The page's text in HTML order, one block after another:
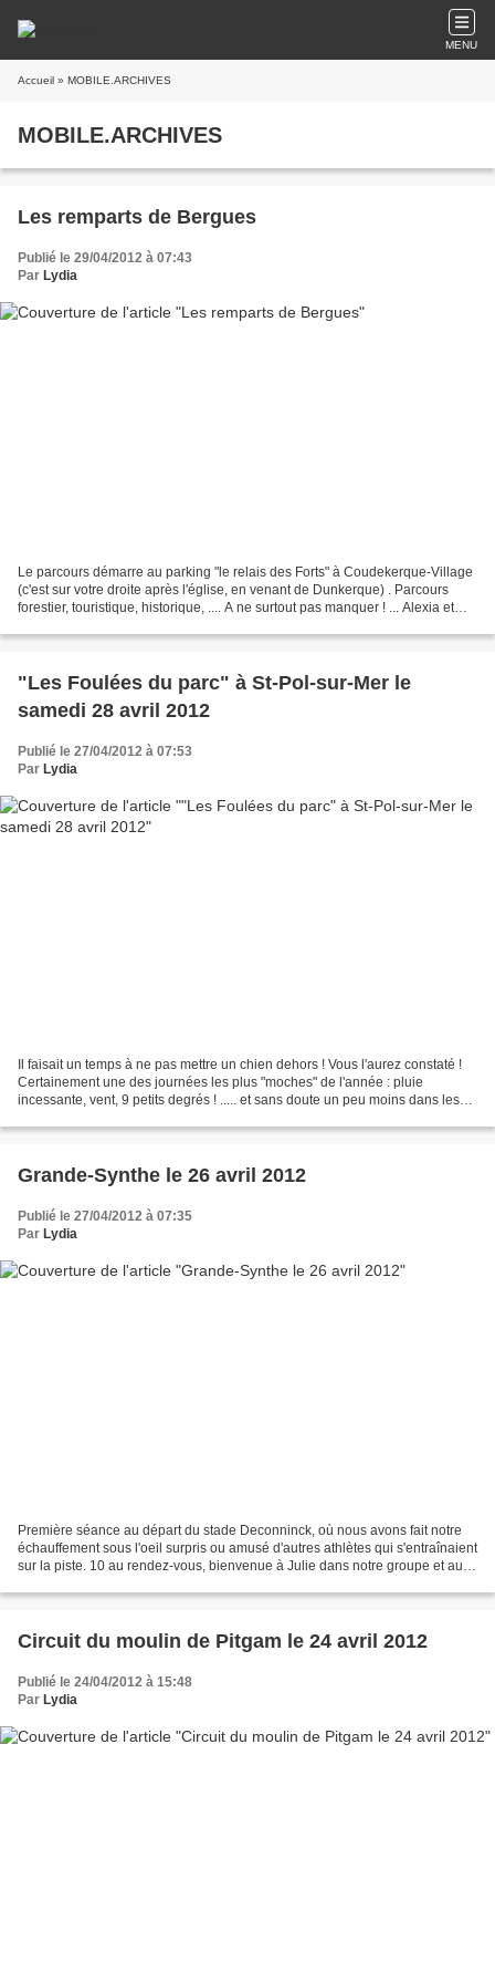
MENU
Accueil » MOBILE.ARCHIVES
MOBILE.ARCHIVES
Les remparts de Bergues
Publié le 29/04/2012 à 07:43
Par Lydia
Le parcours démarre au parking "le relais des Forts" à Coudekerque-Village
(c'est sur votre droite après l'église, en venant de Dunkerque) . Parcours
forestier, touristique, historique, .... A ne surtout pas manquer ! ... Alexia et
"Les Foulées du parc" à St-Pol-sur-Mer le
samedi 28 avril 2012
Publié le 27/04/2012 à 07:53
Par Lydia
Il faisait un temps à ne pas mettre un chien dehors ! Vous l'aurez constaté !
Certainement une des journées les plus "moches" de l'année : pluie
incessante, vent, 9 petits degrés ! ..... et sans doute un peu moins dans les
Grande-Synthe le 26 avril 2012
Publié le 27/04/2012 à 07:35
Par Lydia
Première séance au départ du stade Deconninck, où nous avons fait notre
échauffement sous l'oeil surpris ou amusé d'autres athlètes qui s'entraînaient
sur la piste. 10 au rendez-vous, bienvenue à Julie dans notre groupe et au
Circuit du moulin de Pitgam le 24 avril 2012
Publié le 24/04/2012 à 15:48
Par Lydia